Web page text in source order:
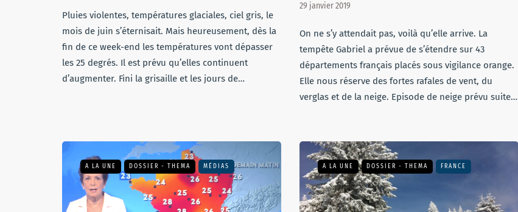
Pluies violentes, températures glaciales, ciel gris, le
mois de juin s’éternisait. Mais heureusement, dès la
fin de ce week-end les températures vont dépasser
les 25 degrés. Il est prévu qu’elles continuent
d’augmenter. Fini la grisaille et les jours de…
29 janvier 2019
On ne s’y attendait pas, voilà qu’elle arrive. La
tempête Gabriel a prévue de s’étendre sur 43
départements français placés sous vigilance orange.
Elle nous réserve des fortes rafales de vent, du
verglas et de la neige. Episode de neige prévu suite…
A LA UNE DOSSIER - THEMA MÉDIAS A LA UNE DOSSIER - THEMA FRANCE